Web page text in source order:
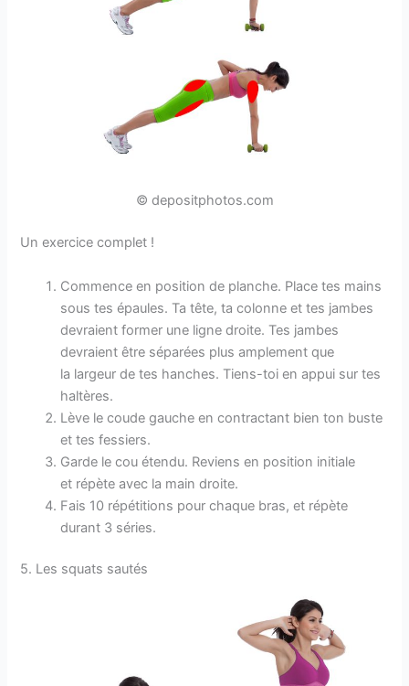
© depositphotos.com
Un exercice complet !
Commence en position de planche. Place tes mains
sous tes épaules. Ta tête, ta colonne et tes jambes
devraient former une ligne droite. Tes jambes
devraient être séparées plus amplement que
la largeur de tes hanches. Tiens-toi en appui sur tes
haltères.
Lève le coude gauche en contractant bien ton buste
et tes fessiers.
Garde le cou étendu. Reviens en position initiale
et répète avec la main droite.
Fais 10 répétitions pour chaque bras, et répète
durant 3 séries.
5. Les squats sautés